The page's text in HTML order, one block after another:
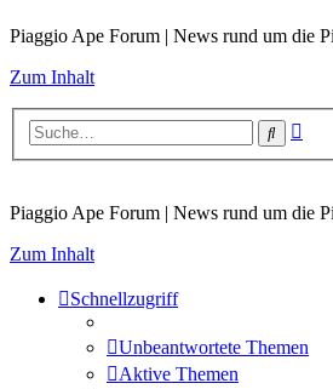
Piaggio Ape Forum | News rund um die
Zum Inhalt
Suche
Piaggio Ape Forum | News rund um die
Zum Inhalt
Schnellzugriff
Unbeantwortete Themen
Aktive Themen